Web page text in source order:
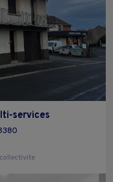
services
collectivite